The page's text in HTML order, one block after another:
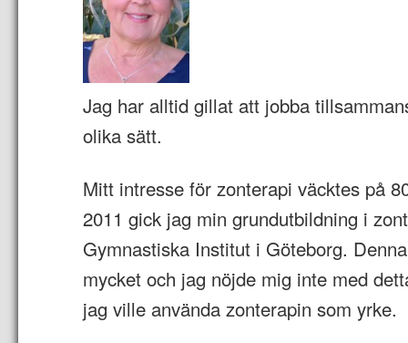
Jag har alltid gillat att jobba
olika sätt.
Mitt intresse för zonterapi väcktes på
2011 gick jag min grundutbildning i
Gymnastiska Institut i Göteborg.
mycket och jag nöjde mig inte med
jag ville använda zonterapin som yrke.